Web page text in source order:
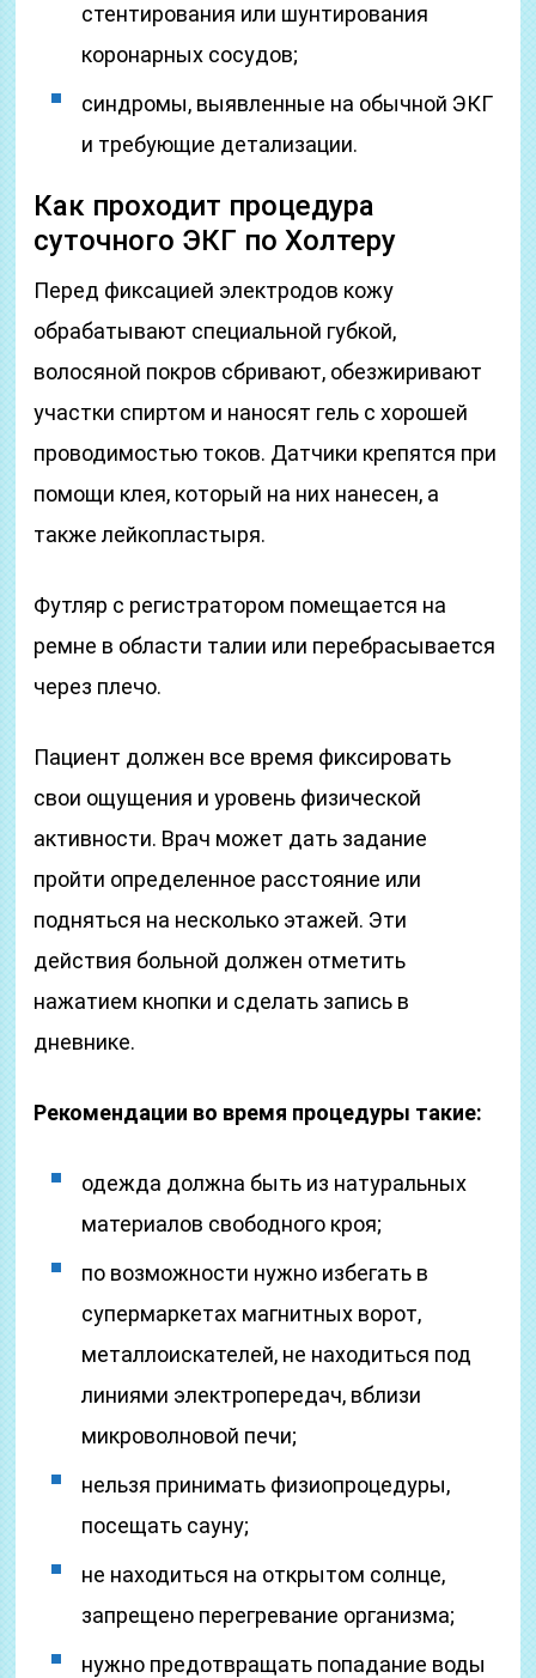
стентирования или шунтирования
коронарных сосудов;
синдромы, выявленные на обычной ЭКГ
и требующие детализации.
Как проходит процедура
суточного ЭКГ по Холтеру
Перед фиксацией электродов кожу
обрабатывают специальной губкой,
волосяной покров сбривают, обезжиривают
участки спиртом и наносят гель с хорошей
проводимостью токов. Датчики крепятся при
помощи клея, который на них нанесен, а
также лейкопластыря.
Футляр с регистратором помещается на
ремне в области талии или перебрасывается
через плечо.
Пациент должен все время фиксировать
свои ощущения и уровень физической
активности. Врач может дать задание
пройти определенное расстояние или
подняться на несколько этажей. Эти
действия больной должен отметить
нажатием кнопки и сделать запись в
дневнике.
Рекомендации во время процедуры такие:
одежда должна быть из натуральных
материалов свободного кроя;
по возможности нужно избегать в
супермаркетах магнитных ворот,
металлоискателей, не находиться под
линиями электропередач, вблизи
микроволновой печи;
нельзя принимать физиопроцедуры,
посещать сауну;
не находиться на открытом солнце,
запрещено перегревание организма;
нужно предотвращать попадание воды